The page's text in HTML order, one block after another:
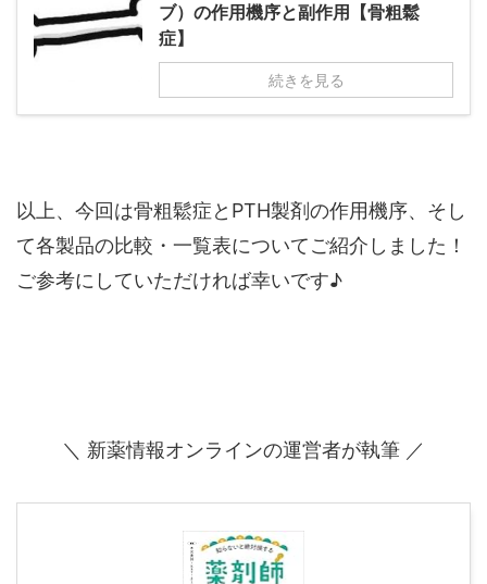
ブ）の作用機序と副作用【骨粗鬆
症】
続きを見る
以上、今回は骨粗鬆症とPTH製剤の作用機序、そし
て各製品の比較・一覧表についてご紹介しました！
ご参考にしていただければ幸いです♪
＼ 新薬情報オンラインの運営者が執筆 ／